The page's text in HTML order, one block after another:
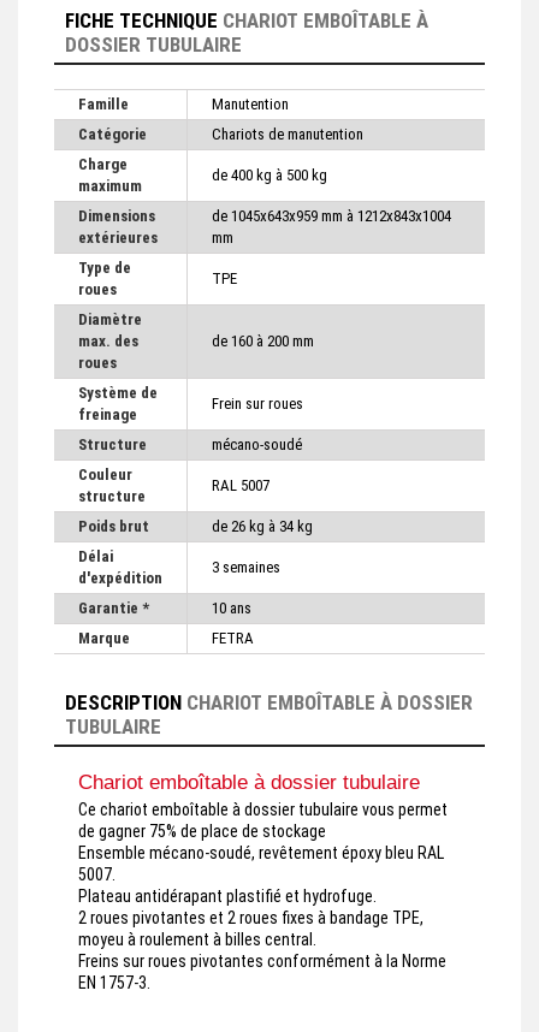
FICHE TECHNIQUE CHARIOT EMBOÎTABLE À
DOSSIER TUBULAIRE
Famille
Manutention
Catégorie
Chariots de manutention
Charge
maximum
de 400 kg à 500 kg
Dimensions
extérieures
de 1045x643x959 mm à 1212x843x1004
mm
Type de
roues
TPE
Diamètre
max. des
roues
de 160 à 200 mm
Système de
freinage
Frein sur roues
Structure
mécano-soudé
Couleur
structure
RAL 5007
Poids brut
de 26 kg à 34 kg
Délai
d'expédition
3 semaines
Garantie *
10 ans
Marque
FETRA
DESCRIPTION CHARIOT EMBOÎTABLE À DOSSIER
TUBULAIRE
Chariot emboîtable à dossier tubulaire
Ce chariot emboîtable à dossier tubulaire vous permet
de gagner 75% de place de stockage
Ensemble mécano-soudé, revêtement époxy bleu RAL
5007.
Plateau antidérapant plastifié et hydrofuge.
2 roues pivotantes et 2 roues fixes à bandage TPE,
moyeu à roulement à billes central.
Freins sur roues pivotantes conformément à la Norme
EN 1757-3.